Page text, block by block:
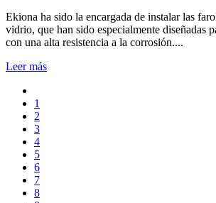
Ekiona ha sido la encargada de instalar las
vidrio, que han sido especialmente diseñadas
con una alta resistencia a la corrosión....
Leer más
1
2
3
4
5
6
7
8